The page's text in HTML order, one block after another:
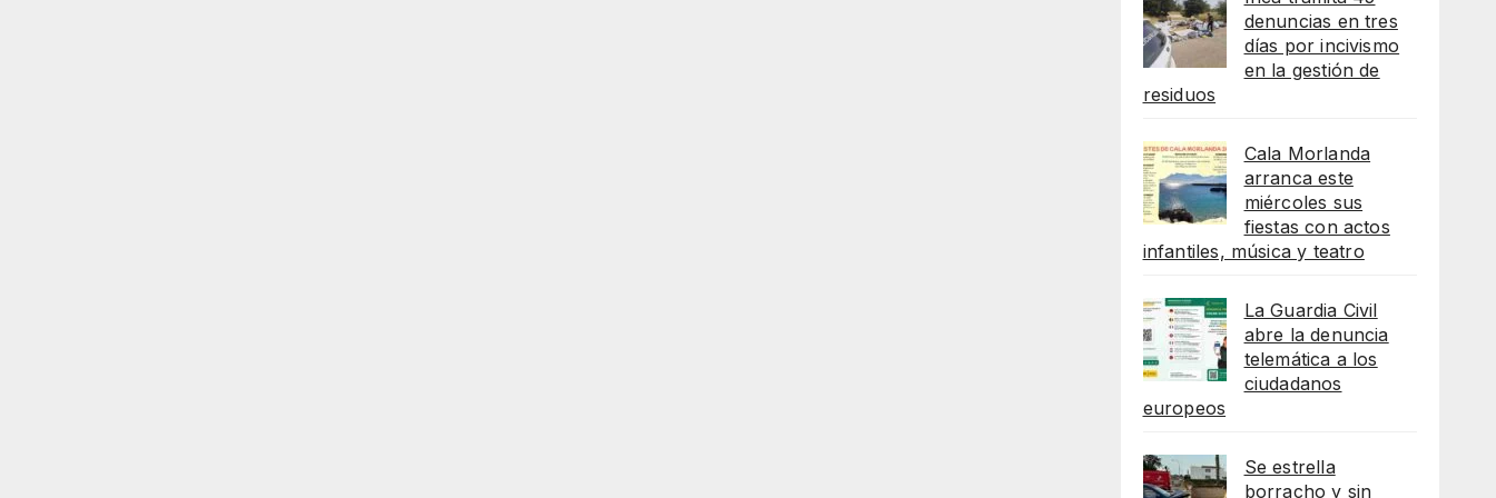
denuncias en tres
días por incivismo
en la gestión de
residuos
Cala Morlanda
arranca este
miércoles sus
fiestas con actos
infantiles, música y teatro
La Guardia Civil
abre la denuncia
telemática a los
ciudadanos
europeos
Se estrella
borracho y sin